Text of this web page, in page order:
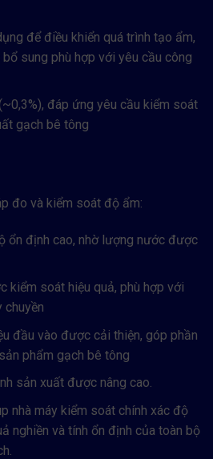
để điều khiển quá trình tạo ẩm,
sung phù hợp với yêu cầu công
đáp ứng yêu cầu kiểm soát
gạch bê tông
đo và kiểm soát độ ẩm:
ổn định cao, nhờ lượng nước được
kiểm soát hiệu quả, phù hợp với
chuyền
đầu vào được cải thiện, góp phần
phẩm gạch bê tông
sản xuất được nâng cao.
nhà máy kiểm soát chính xác độ
nghiền và tính ổn định của toàn bộ